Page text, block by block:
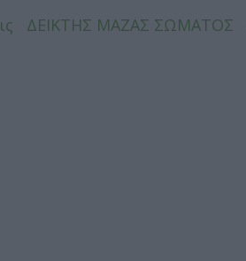
ΔΕΙΚΤΗΣ ΜΑΖΑΣ ΣΩΜΑΤΟΣ